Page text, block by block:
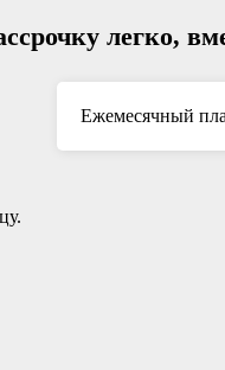
легко,
Ежемесячный